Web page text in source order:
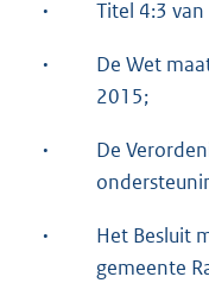
· Titel 4:3
·
De Wet
2015;
·
De
·
Het Besluit
gemeente